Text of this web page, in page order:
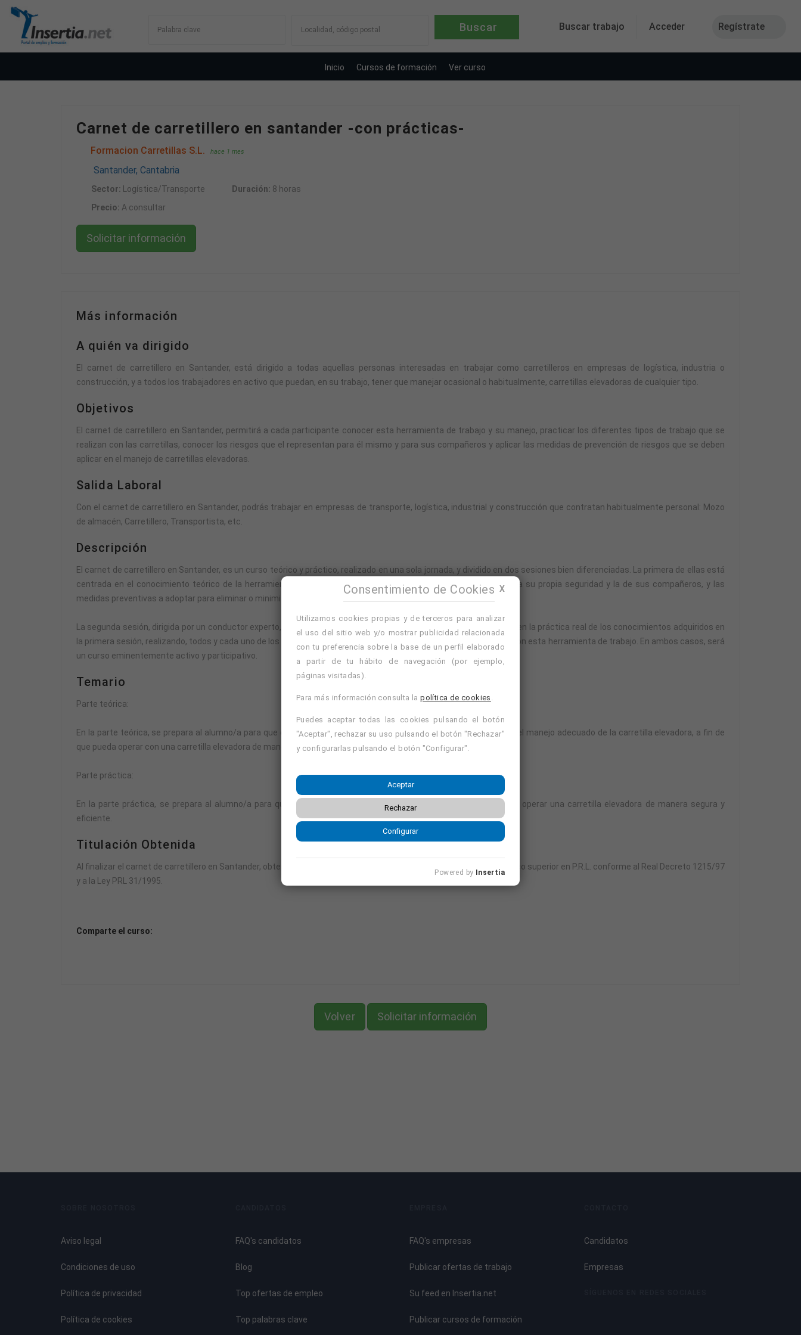
Buscar trabajo Acceder Regístrate
Localidad, código postal
Inicio Cursos de formación Ver curso
Carnet de carretillero en santander -con prácticas-
Formacion Carretillas S.L. hace 1 mes
Santander, Cantabria
Sector: Logística/Transporte Duración: 8 horas
Precio: A consultar
Solicitar información
Más información
A quién va dirigido
El carnet de carretillero en Santander, está dirigido a todas aquellas personas interesadas en trabajar como carretilleros en empresas de logística, industria o
construcción, y a todos los trabajadores en activo que puedan, en su trabajo, tener que manejar ocasional o habitualmente, carretillas elevadoras de cualquier tipo.
Objetivos
El carnet de carretillero en Santander, permitirá a cada participante conocer esta herramienta de trabajo y su manejo, practicar los diferentes tipos de trabajo que se
realizan con las carretillas, conocer los riesgos que el representan para él mismo y para sus compañeros y aplicar las medidas de prevención de riesgos que se deben
aplicar en el manejo de carretillas elevadoras.
Salida Laboral
Con el carnet de carretillero en Santander, podrás trabajar en empresas de transporte, logística, industrial y construcción que contratan habitualmente personal: Mozo
de almacén, Carretillero, Transportista, etc.
Descripción
El carnet de carretillero en Santander, es un curso teórico y práctico, realizado en una sola jornada, y dividido en dos sesiones bien diferenciadas. La primera de ellas está
centrada en el conocimiento teórico de la herramienta y su manejo, así como en los riesgos que comporta para su propia seguridad y la de sus compañeros, y las
medidas preventivas a adoptar para eliminar o minimizar estos riesgos.
La segunda sesión, dirigida por un conductor experto, consistirá el conocimiento práctico de la carretilla, así como en la práctica real de los conocimientos adquiridos en
la primera sesión, realizando, todos y cada uno de los participantes las maniobras más habituales que se realizan con esta herramienta de trabajo. En ambos casos, será
un curso eminentemente activo y participativo.
Temario
Parte teórica:
En la parte teórica, se prepara al alumno/a para que conozca todos los aspectos relacionados con la seguridad y el manejo adecuado de la carretilla elevadora, a fin de
que pueda operar con una carretilla elevadora de manera segura y eficiente.
Parte práctica:
En la parte práctica, se prepara al alumno/a para que aprenda todas las habilidades necesarias para manejar y operar una carretilla elevadora de manera segura y
eficiente.
Titulación Obtenida
Al finalizar el carnet de carretillero en Santander, obtendrás el certificado de la formación recibida avalado por técnico superior en P.R.L. conforme al Real Decreto 1215/97
y a la Ley PRL 31/1995.
Comparte el curso:
Volver Solicitar información
Aviso legal
Condiciones de uso
Política de privacidad
Política de cookies
FAQ's candidatos
Blog
Top ofertas de empleo
Top palabras clave
FAQ's empresas
Publicar ofertas de trabajo
Su feed en Insertia.net
Publicar cursos de formación
Candidatos
Empresas
X
Consentimiento de Cookies
Utilizamos cookies propias y de terceros para analizar
el uso del sitio web y/o mostrar publicidad relacionada
con tu preferencia sobre la base de un perfil elaborado
a partir de tu hábito de navegación (por ejemplo,
páginas visitadas).
Para más información consulta lapolítica de cookies .
Puedes aceptar todas las cookies pulsando el botón
"Aceptar", rechazar su uso pulsando el botón "Rechazar"
y configurarlas pulsando el botón "Configurar".
Aceptar
Rechazar
Configurar
Powered by Insertia